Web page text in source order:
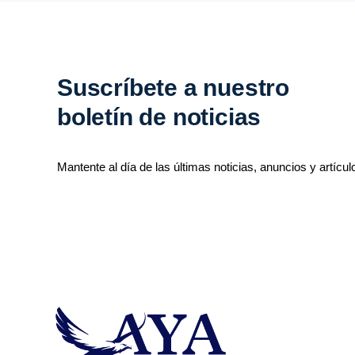
Suscríbete a nuestro
boletín de noticias
Mantente al día de las últimas noticias, anuncios y